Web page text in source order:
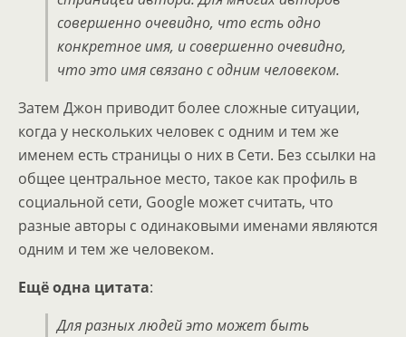
совершенно очевидно, что есть одно
конкретное имя, и совершенно очевидно,
что это имя связано с одним человеком.
Затем Джон приводит более сложные ситуации,
когда у нескольких человек с одним и тем же
именем есть страницы о них в Сети. Без ссылки на
общее центральное место, такое как профиль в
социальной сети, Google может считать, что
разные авторы с одинаковыми именами являются
одним и тем же человеком.
Ещё одна цитата:
Для разных людей это может быть